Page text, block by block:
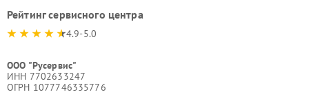
Рейтинг сервисного центра
4.9-5.0
ООО "Русервис"
ИНН 7702633247
ОГРН 1077746335776